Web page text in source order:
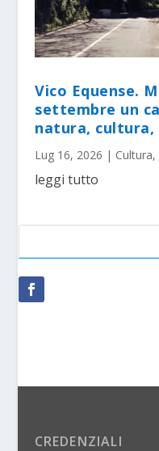
Vico Equense.
settembre un
natura, cultura,
Lug 16, 2026 | Cultura,
leggi tutto
CREDENZIALI